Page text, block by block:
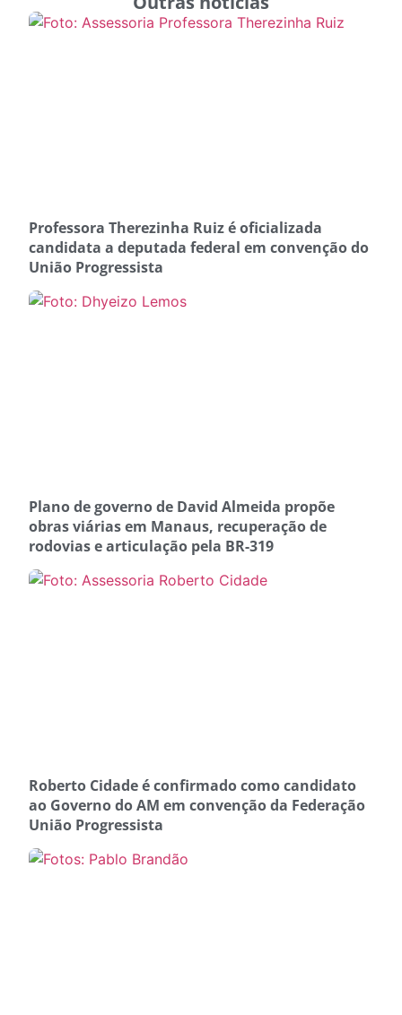
Professora Therezinha Ruiz é oficializada
candidata a deputada federal em convenção do
União Progressista
Plano de governo de David Almeida propõe
obras viárias em Manaus, recuperação de
rodovias e articulação pela BR-319
Roberto Cidade é confirmado como candidato
ao Governo do AM em convenção da Federação
União Progressista